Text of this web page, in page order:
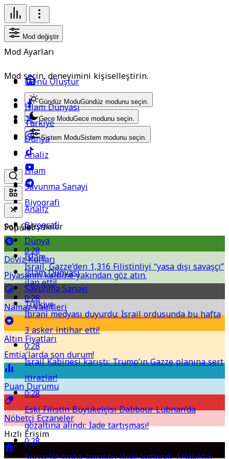
Mod değiştir
Mod Ayarları
Mod seçin, deneyimini kişiselleştirin.
Gündüz ModuGündüz modunu seçin.
Gece ModuGece modunu seçin.
Sistem ModuSistem modunu seçin.
Popüler
Döviz Kurları
Piyasanın kalbine yakından göz atın.
Namaz Vakitleri
Altın Fiyatları
Emtia'larda son durum!
Puan Durumu
Nöbetçi Eczaneler
Hızlı Erişim
Menü Oluştur
Analiz
Biyografi
Dünya
İslam
İslam Dünyası
Savunma Sanayi
Türkiye
İslam Dünyası
Türkiye
Dünya
Analiz
İslam
Savunma Sanayi
Biyografi
Son Gelişmeler
0:28
İsrail, Gazze’den 1,316 Filistinliyi “yasa dışı savaşçı”
ilan etti!
0:28
İbrani medyası duyurdu: İsrail ordusunda bu hafta
3 asker intihar etti!
0:28
İsrail Kabinesi karıştı: Trump’ın Gazze planına sert
itirazlar!
0:28
Eski Filistin Büyükelçisi Dabbour Lübnan’da
gözaltına alındı: İade tartışması!
0:28